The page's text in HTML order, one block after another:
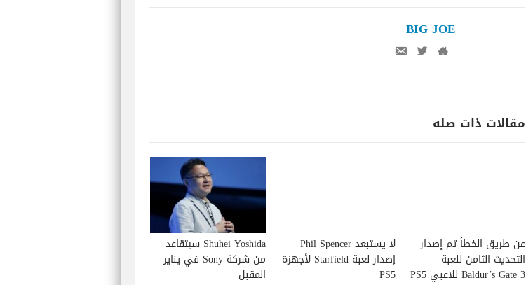
BIG JOE
مقالات ذات صله
عن طريق الخطأ تم إصدار
التحديث الثامن للعبة
Baldur’s Gate 3 للاعبي PS5
لا يستبعد Phil Spencer
إصدار لعبة Starfield لأجهزة
PS5
Shuhei Yoshida سيتقاعد
من شركة Sony في يناير
المقبل